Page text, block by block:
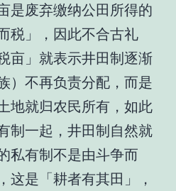
是废弃缴纳公田所得的
税」，因此不合古礼
亩」就表示井田制逐渐
）不再负责分配，而是
地就归农民所有，如此
制一起，井田制自然就
私有制不是由斗争而
这是「耕者有其田」，